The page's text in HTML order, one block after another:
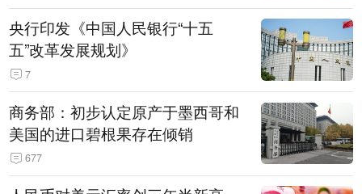
央行印发《中国人民银行“十五
五”改革发展规划》
7
商务部：初步认定原产于墨西哥和
美国的进口碧根果存在倾销
677